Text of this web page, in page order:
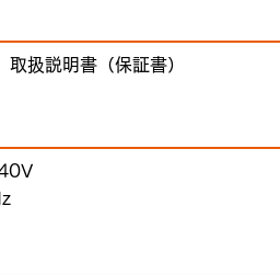
扱説明書（保証書）